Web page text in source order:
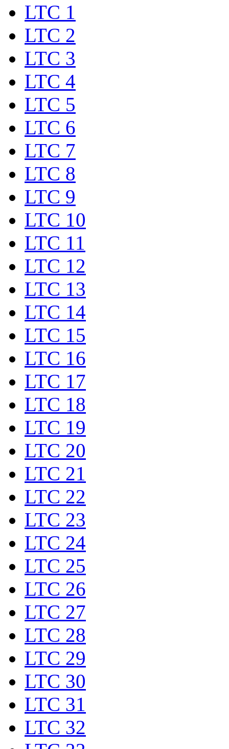
LTC 1
LTC 2
LTC 3
LTC 4
LTC 5
LTC 6
LTC 7
LTC 8
LTC 9
LTC 10
LTC 11
LTC 12
LTC 13
LTC 14
LTC 15
LTC 16
LTC 17
LTC 18
LTC 19
LTC 20
LTC 21
LTC 22
LTC 23
LTC 24
LTC 25
LTC 26
LTC 27
LTC 28
LTC 29
LTC 30
LTC 31
LTC 32